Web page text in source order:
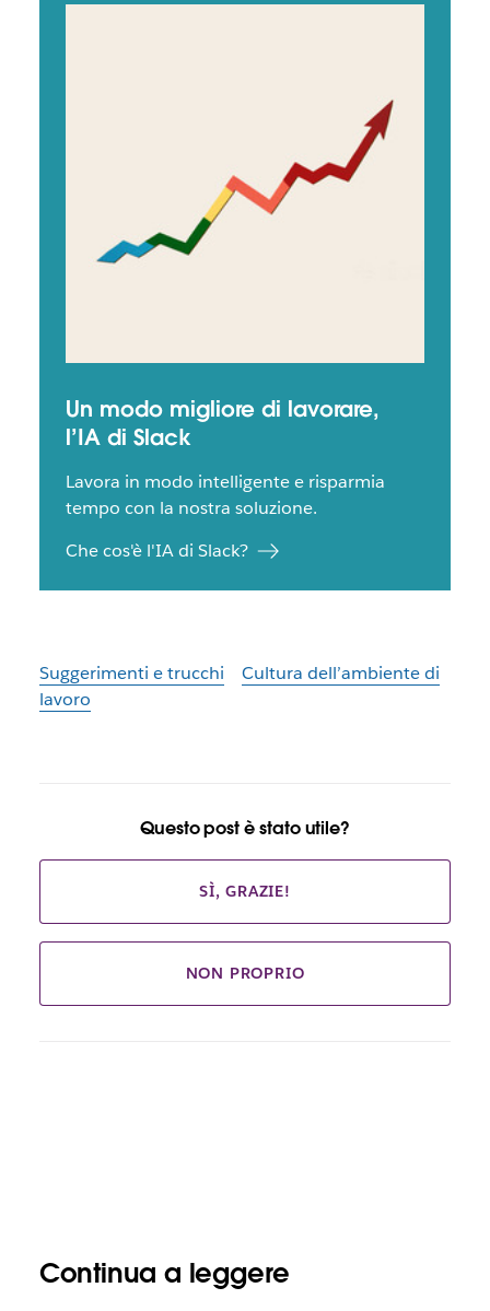
Un modo migliore di lavorare,
l’IA di Slack
Lavora in modo intelligente e risparmia
tempo con la nostra soluzione.
Che cos'è l'IA di Slack?
Suggerimenti e trucchi
Cultura dell’ambiente di
lavoro
Questo post è stato utile?
SÌ, GRAZIE!
NON PROPRIO
Continua a leggere